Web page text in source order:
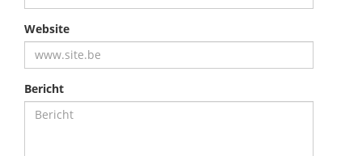
Website
Bericht